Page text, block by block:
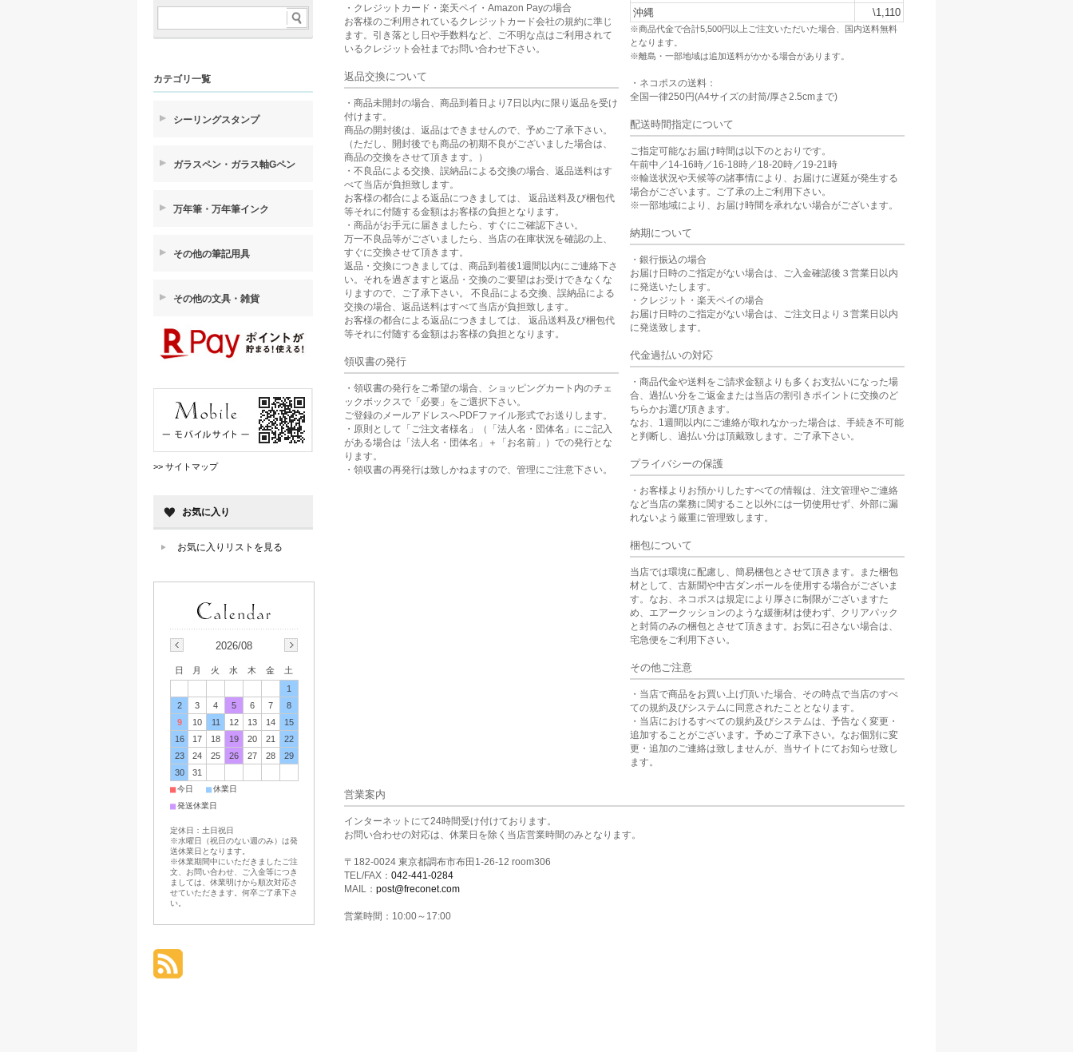
・クレジットカード・楽天ペイ・Amazon Payの場合
お客様のご利用されているクレジットカード会社の規約に準じ
ます。引き落とし日や手数料など、ご不明な点はご利用されて
いるクレジット会社までお問い合わせ下さい。
返品交換について
・商品未開封の場合、商品到着日より7日以内に限り返品を受け
付けます。
商品の開封後は、返品はできませんので、予めご了承下さい。
（ただし、開封後でも商品の初期不良がございました場合は、
商品の交換をさせて頂きます。）
・不良品による交換、誤納品による交換の場合、返品送料はす
べて当店が負担致します。
お客様の都合による返品につきましては、 返品送料及び梱包代
等それに付随する金額はお客様の負担となります。
・商品がお手元に届きましたら、すぐにご確認下さい。
万一不良品等がございましたら、当店の在庫状況を確認の上、
すぐに交換させて頂きます。
返品・交換につきましては、商品到着後1週間以内にご連絡下さ
い。それを過ぎますと返品・交換のご要望はお受けできなくな
りますので、ご了承下さい。 不良品による交換、誤納品による
交換の場合、返品送料はすべて当店が負担致します。
お客様の都合による返品につきましては、 返品送料及び梱包代
等それに付随する金額はお客様の負担となります。
領収書の発行
・領収書の発行をご希望の場合、ショッピングカート内のチェ
ックボックスで「必要」をご選択下さい。
ご登録のメールアドレスへPDFファイル形式でお送りします。
・原則として「ご注文者様名」（「法人名・団体名」にご記入
がある場合は「法人名・団体名」＋「お名前」）での発行とな
ります。
・領収書の再発行は致しかねますので、管理にご注意下さい。
沖縄 \1,110
※商品代金で合計5,500円以上ご注文いただいた場合、国内送料無料
となります。
※離島・一部地域は追加送料がかかる場合があります。
・ネコポスの送料：
全国一律250円(A4サイズの封筒/厚さ2.5cmまで)
配送時間指定について
ご指定可能なお届け時間は以下のとおりです。
午前中／14-16時／16-18時／18-20時／19-21時
※輸送状況や天候等の諸事情により、お届けに遅延が発生する
場合がございます。ご了承の上ご利用下さい。
※一部地域により、お届け時間を承れない場合がございます。
納期について
・銀行振込の場合
お届け日時のご指定がない場合は、ご入金確認後３営業日以内
に発送いたします。
・クレジット・楽天ペイの場合
お届け日時のご指定がない場合は、ご注文日より３営業日以内
に発送致します。
代金過払いの対応
・商品代金や送料をご請求金額よりも多くお支払いになった場
合、過払い分をご返金または当店の割引きポイントに交換のど
ちらかお選び頂きます。
なお、1週間以内にご連絡が取れなかった場合は、手続き不可能
と判断し、過払い分は頂戴致します。ご了承下さい。
プライバシーの保護
・お客様よりお預かりしたすべての情報は、注文管理やご連絡
など当店の業務に関すること以外には一切使用せず、外部に漏
れないよう厳重に管理致します。
梱包について
当店では環境に配慮し、簡易梱包とさせて頂きます。また梱包
材として、古新聞や中古ダンボールを使用する場合がございま
す。なお、ネコポスは規定により厚さに制限がございますた
め、エアークッションのような緩衝材は使わず、クリアパック
と封筒のみの梱包とさせて頂きます。お気に召さない場合は、
宅急便をご利用下さい。
その他ご注意
・当店で商品をお買い上げ頂いた場合、その時点で当店のすべ
ての規約及びシステムに同意されたこととなります。
・当店におけるすべての規約及びシステムは、予告なく変更・
追加することがございます。予めご了承下さい。なお個別に変
更・追加のご連絡は致しませんが、当サイトにてお知らせ致し
ます。
営業案内
インターネットにて24時間受け付けております。
お問い合わせの対応は、休業日を除く当店営業時間のみとなります。
〒182-0024 東京都調布市布田1-26-12 room306
TEL/FAX： 042-441-0284
MAIL： post@freconet.com
営業時間：10:00～17:00
カテゴリ一覧
シーリングスタンプ
ガラスペン・ガラス軸Gペン
万年筆・万年筆インク
その他の筆記用具
その他の文具・雑貨
>> サイトマップ
お気に入り
お気に入りリストを見る
2026/08
日 月 火 水 木 金
土
1
2
3 4 5 6 7
8
9
10 11 12 13 14
15
16
17 18 19 20 21
22
23
24 25 26 27 28
29
30
31
■今日 ■休業日
■発送休業日
定休日：土日祝日
※水曜日（祝日のない週のみ）は発
送休業日となります。
※休業期間中にいただきましたご注
文、お問い合わせ、ご入金等につき
ましては、休業明けから順次対応さ
せていただきます。何卒ご了承下さ
い。